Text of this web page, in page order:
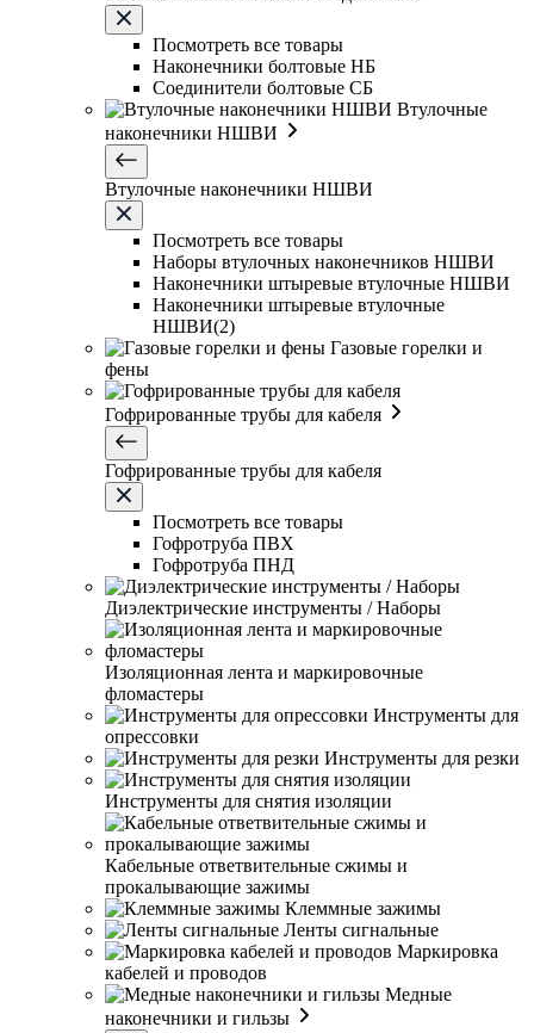
Посмотреть все товары
Наконечники болтовые НБ
Соединители болтовые СБ
Втулочные
наконечники НШВИ
Втулочные наконечники НШВИ
Посмотреть все товары
Наборы втулочных наконечников НШВИ
Наконечники штыревые втулочные НШВИ
Наконечники штыревые втулочные
НШВИ(2)
Газовые горелки и
фены
Гофрированные трубы для кабеля
Гофрированные трубы для кабеля
Посмотреть все товары
Гофротруба ПВХ
Гофротруба ПНД
Диэлектрические инструменты / Наборы
Изоляционная лента и маркировочные
фломастеры
Инструменты для
опрессовки
Инструменты для резки
Инструменты для снятия изоляции
Кабельные ответвительные сжимы и
прокалывающие зажимы
Клеммные зажимы
Ленты сигнальные
Маркировка
кабелей и проводов
Медные
наконечники и гильзы